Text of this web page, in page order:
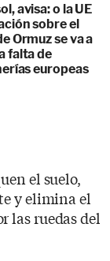
avisa: o la UE
sobre el
Ormuz se va a
falta de
europeas
el suelo,
y elimina el
las ruedas del